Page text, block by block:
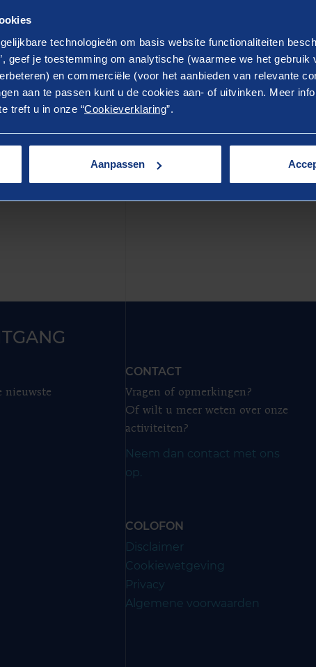
technologieën om basis website functionaliteiten
geef je toestemming om analytische (waarmee we het gebruik
en commerciële (voor het aanbieden van relevante
aan te passen kunt u de cookies aan- of uitvinken. Meer
treft u in onze “Cookieverklaring”.
Aanpassen
voor de mensen achter het vraagstuk.
dat ene inzicht raken, daar krijg ik energie
maatschappelijke relevantie, iets wat mij
een verdere kennismaking, of om de situatie
nieuwste
CONTACT
Vragen of opmerkingen?
Of wilt u meer weten over onze
activiteiten?
Neem dan contact met ons
op.
COLOFON
Disclaimer
Cookiewetgeving
Privacy
Algemene voorwaarden